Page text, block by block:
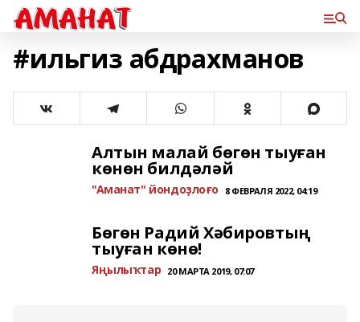
#ильгиз абдрахманов
Алтын малай бөгөн тыуған
көнөн билдәләй
"Аманат" йондоҙлоғо 8 ФЕВРАЛЯ 2022, 04:19
Бөгөн Радий Хәбировтың
тыуған көнө!
Яңылыҡтар 20 МАРТА 2019, 07:07